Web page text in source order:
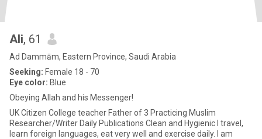
Ali, 61
Ad Dammām, Eastern Province, Saudi Arabia
Seeking: Female 18 - 70
Eye color: Blue
Obeying Allah and his Messenger!
UK Citizen College teacher Father of 3 Practicing Muslim
Researcher/Writer Daily Publications Clean and Hygienic I travel,
learn foreign languages, eat very well and exercise daily. I am